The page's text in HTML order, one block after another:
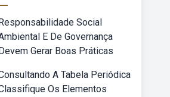
Social
E De Governança
Gerar Boas Práticas
A Tabela Periódica
Os Elementos